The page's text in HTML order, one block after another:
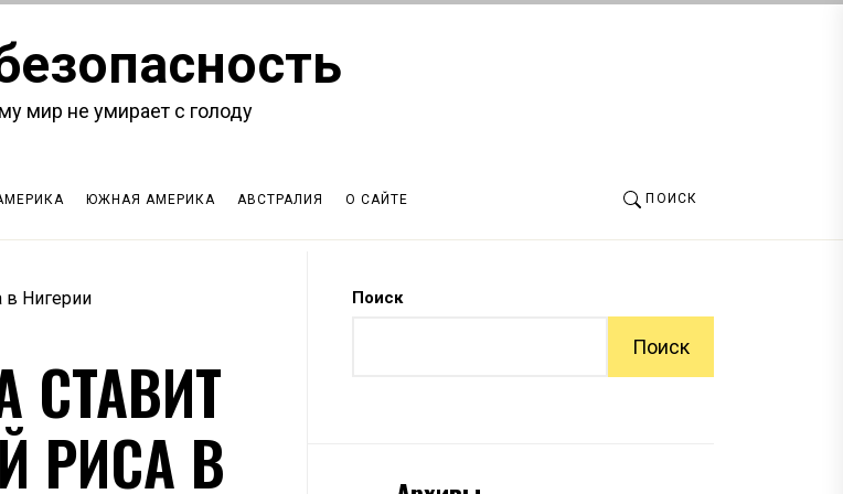
мир не умирает с голоду
ЮЖНАЯ АМЕРИКА АВСТРАЛИЯ О САЙТЕ ПОИСК
в Нигерии
СТАВИТ
РИСА В
Поиск
Поиск